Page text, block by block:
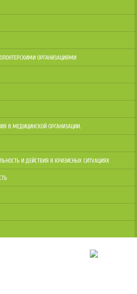
ОРГАНИЗАЦИЯМИ
В МЕДИЦИНСКОЙ ОРГАНИЗАЦИИ.
И ДЕЙСТВИЯ В КРИЗИСНЫХ СИТУАЦИЯХ